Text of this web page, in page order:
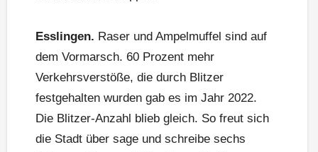
Esslingen. Raser und Ampelmuffel sind auf
dem Vormarsch. 60 Prozent mehr
Verkehrsverstöße, die durch Blitzer
festgehalten wurden gab es im Jahr 2022.
Die Blitzer-Anzahl blieb gleich. So freut sich
die Stadt über sage und schreibe sechs